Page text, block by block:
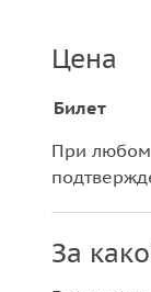
Цена
Билет
При любом
За